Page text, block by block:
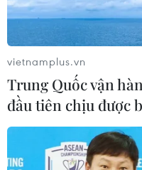
vietnamplus.vn
Trung Quốc vận
đầu tiên chịu được